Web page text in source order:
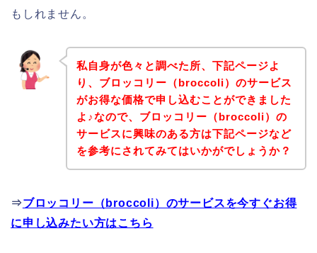
もしれません。
私自身が色々と調べた所、下記ページよ
り、ブロッコリー（broccoli）のサービス
がお得な価格で申し込むことができました
よ♪なので、ブロッコリー（broccoli）の
サービスに興味のある方は下記ページなど
を参考にされてみてはいかがでしょうか？
⇒ブロッコリー（broccoli）のサービスを今すぐお得
に申し込みたい方はこちら